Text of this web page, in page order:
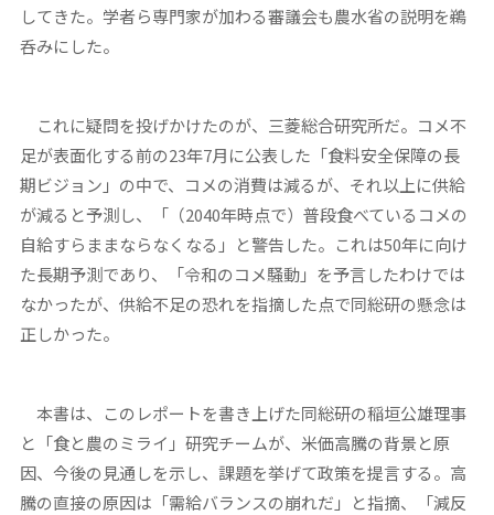
してきた。学者ら専門家が加わる審議会も農水省の説明を鵜
呑みにした。
これに疑問を投げかけたのが、三菱総合研究所だ。コメ不
足が表面化する前の23年7月に公表した「食料安全保障の長
期ビジョン」の中で、コメの消費は減るが、それ以上に供給
が減ると予測し、「（2040年時点で）普段食べているコメの
自給すらままならなくなる」と警告した。これは50年に向け
た長期予測であり、「令和のコメ騒動」を予言したわけでは
なかったが、供給不足の恐れを指摘した点で同総研の懸念は
正しかった。
本書は、このレポートを書き上げた同総研の稲垣公雄理事
と「食と農のミライ」研究チームが、米価高騰の背景と原
因、今後の見通しを示し、課題を挙げて政策を提言する。高
騰の直接の原因は「需給バランスの崩れだ」と指摘、「減反